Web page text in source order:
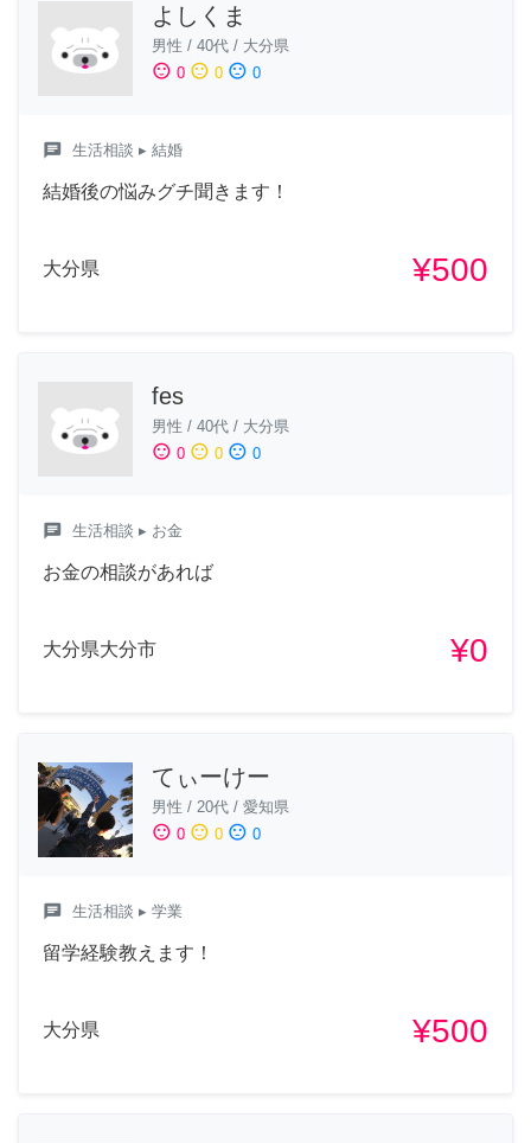
よしくま
男性 / 40代 / 大分県
sentiment_satisfied 0 sentiment_neutral 0 sentiment_dissatisfied 0
chat 生活相談 ▸ 結婚
結婚後の悩みグチ聞きます！
大分県 ¥500
fes
男性 / 40代 / 大分県
sentiment_satisfied 0 sentiment_neutral 0 sentiment_dissatisfied 0
chat 生活相談 ▸ お金
お金の相談があれば
大分県大分市 ¥0
てぃーけー
男性 / 20代 / 愛知県
sentiment_satisfied 0 sentiment_neutral 0 sentiment_dissatisfied 0
chat 生活相談 ▸ 学業
留学経験教えます！
大分県 ¥500